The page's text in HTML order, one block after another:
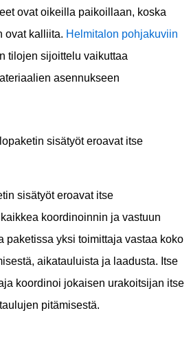
ovat oikeilla paikoillaan, koska
ovat kalliita. Helmitalon pohjakuviin
tilojen sijoittelu vaikuttaa
asennukseen
sisätyöt eroavat itse
sisätyöt eroavat itse
koordinoinnin ja vastuun
paketissa yksi toimittaja vastaa koko
aikatauluista ja laadusta. Itse
koordinoi jokaisen urakoitsijan itse
pitämisestä.